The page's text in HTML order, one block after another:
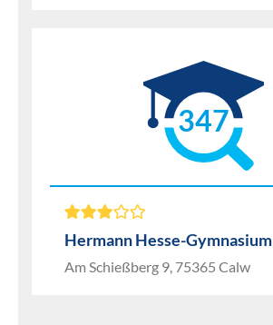
347
Hermann Hesse-Gymnasium
Am Schießberg 9, 75365 Calw